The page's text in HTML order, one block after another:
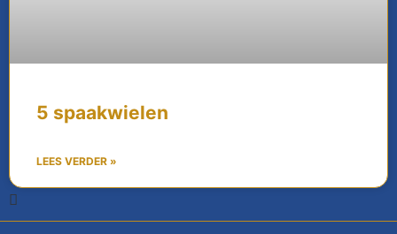
5 spaakwielen
LEES VERDER »